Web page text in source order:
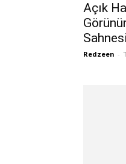
Açık
Sahnesi
Redzeen -